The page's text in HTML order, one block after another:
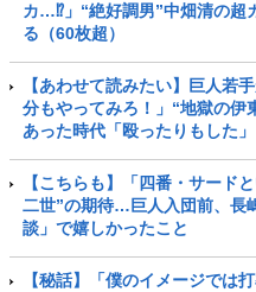
カ…⁉」“絶好調男”中畑清の超
る（60枚超）
【あわせて読みたい】巨人若
分もやってみろ！」“地獄の
あった時代「殴ったりもした
【こちらも】「四番・サード
二世”の期待…巨人入団前、長
談」で嬉しかったこと
【秘話】「僕のイメージでは